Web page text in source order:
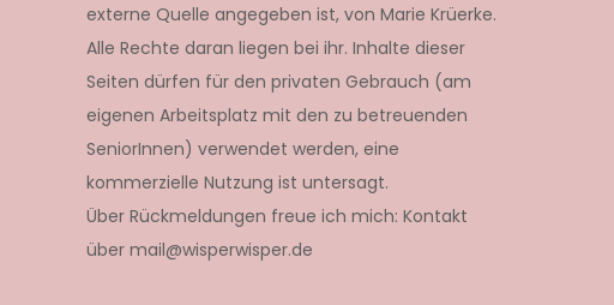
externe Quelle angegeben ist, von Marie Krüerke.
Alle Rechte daran liegen bei ihr. Inhalte dieser
Seiten dürfen für den privaten Gebrauch (am
eigenen Arbeitsplatz mit den zu betreuenden
SeniorInnen) verwendet werden, eine
kommerzielle Nutzung ist untersagt.
Über Rückmeldungen freue ich mich: Kontakt
über mail@wisperwisper.de